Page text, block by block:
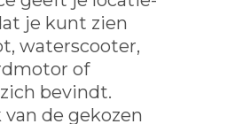
je kunt zien
waterscooter,
of
bevindt.
de gekozen